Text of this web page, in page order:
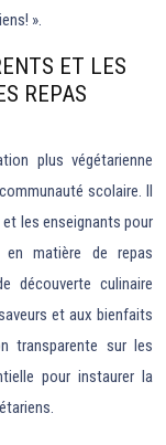
».
ET LES
REPAS
plus végétarienne
scolaire. Il
les enseignants pour
matière de repas
découverte culinaire
et aux bienfaits
transparente sur les
pour instaurer la